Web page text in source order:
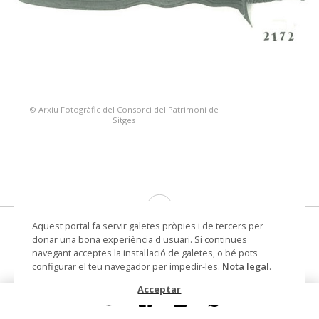
© Arxiu Fotogràfic del Consorci del Patrimoni de
Sitges
krish (arma de combat de tribus
marineres)
Lloc d'execució Sud de Filipines
Aquest portal fa servir galetes pròpies i de tercers per
donar una bona experiència d'usuari. Si continues
navegant acceptes la instal·lació de galetes, o bé pots
configurar el teu navegador per impedir-les. Nota legal.
Acceptar